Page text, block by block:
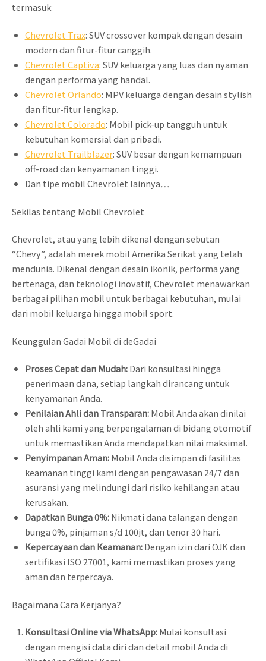
termasuk:
Chevrolet Trax: SUV crossover kompak dengan desain
modern dan fitur-fitur canggih.
Chevrolet Captiva: SUV keluarga yang luas dan nyaman
dengan performa yang handal.
Chevrolet Orlando: MPV keluarga dengan desain stylish
dan fitur-fitur lengkap.
Chevrolet Colorado: Mobil pick-up tangguh untuk
kebutuhan komersial dan pribadi.
Chevrolet Trailblazer: SUV besar dengan kemampuan
off-road dan kenyamanan tinggi.
Dan tipe mobil Chevrolet lainnya…
Sekilas tentang Mobil Chevrolet
Chevrolet, atau yang lebih dikenal dengan sebutan
“Chevy”, adalah merek mobil Amerika Serikat yang telah
mendunia. Dikenal dengan desain ikonik, performa yang
bertenaga, dan teknologi inovatif, Chevrolet menawarkan
berbagai pilihan mobil untuk berbagai kebutuhan, mulai
dari mobil keluarga hingga mobil sport.
Keunggulan Gadai Mobil di deGadai
Proses Cepat dan Mudah:Dari konsultasi hingga
penerimaan dana, setiap langkah dirancang untuk
kenyamanan Anda.
Penilaian Ahli dan Transparan:Mobil Anda akan dinilai
oleh ahli kami yang berpengalaman di bidang otomotif
untuk memastikan Anda mendapatkan nilai maksimal.
Penyimpanan Aman:Mobil Anda disimpan di fasilitas
keamanan tinggi kami dengan pengawasan 24/7 dan
asuransi yang melindungi dari risiko kehilangan atau
kerusakan.
Dapatkan Bunga 0%:Nikmati dana talangan dengan
bunga 0%, pinjaman s/d 100jt, dan tenor 30 hari.
Kepercayaan dan Keamanan:Dengan izin dari OJK dan
sertifikasi ISO 27001, kami memastikan proses yang
aman dan terpercaya.
Bagaimana Cara Kerjanya?
Konsultasi Online via WhatsApp:Mulai konsultasi
dengan mengisi data diri dan detail mobil Anda di